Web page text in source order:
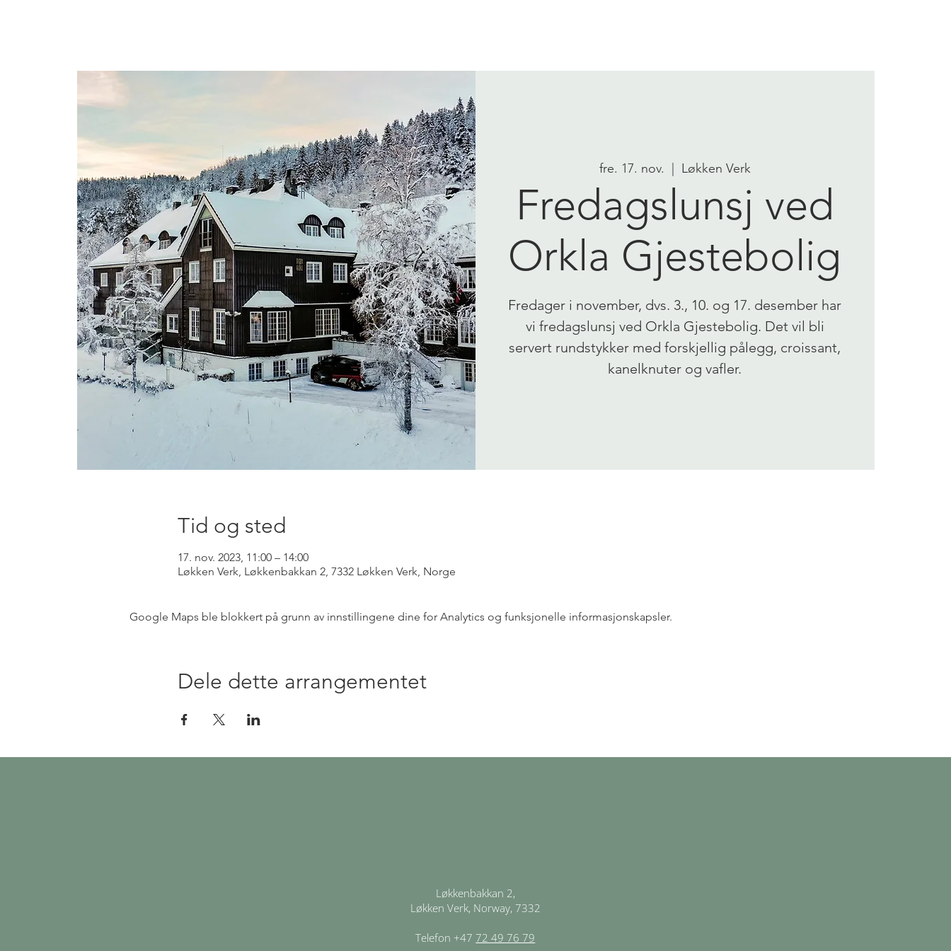
fre. 17. nov. Løkken Verk
Fredagslunsj ved
Orkla Gjestebolig
Fredager i november, dvs. 3., 10. og 17. desember har
vi fredagslunsj ved Orkla Gjestebolig. Det vil bli
servert rundstykker med forskjellig pålegg, croissant,
kanelknuter og vafler.
Tid og sted
17. nov. 2023, 11:00 – 14:00
Løkken Verk, Løkkenbakkan 2, 7332 Løkken Verk, Norge
Google Maps ble blokkert på grunn av innstillingene dine for Analytics og funksjonelle informasjonskapsler.
Dele dette arrangementet
Løkkenbakkan 2,
Løkken Verk, Norway, 7332
Telefon +47 72 49 76 79